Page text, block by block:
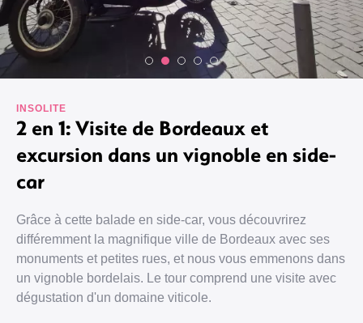
INSOLITE
2 en 1: Visite de Bordeaux et
excursion dans un vignoble en side-
car
Grâce à cette balade en side-car, vous découvrirez
différemment la magnifique ville de Bordeaux avec ses
monuments et petites rues, et nous vous emmenons dans
un vignoble bordelais. Le tour comprend une visite avec
dégustation d'un domaine viticole.